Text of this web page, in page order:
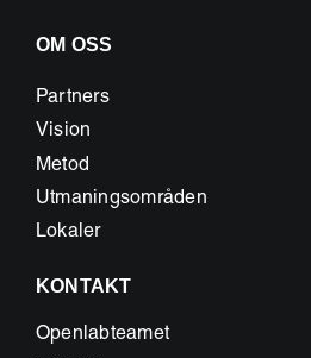
OM OSS
Partners
Vision
Metod
Utmaningsområden
Lokaler
KONTAKT
Openlabteamet